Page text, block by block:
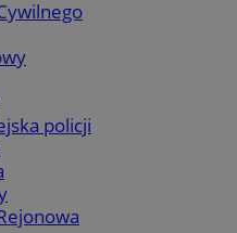
policji